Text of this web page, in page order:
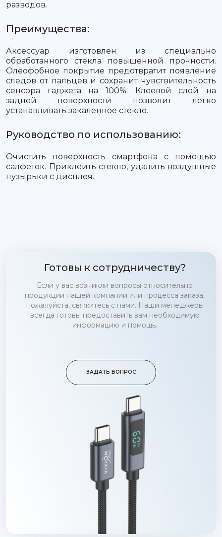
разводов.
Преимущества:
Аксессуар изготовлен из специально
обработанного стекла повышенной прочности.
Олеофобное покрытие предотвратит появление
следов от пальцев и сохранит чувствительность
сенсора гаджета на 100%. Клеевой слой на
задней поверхности позволит легко
устанавливать закаленное стекло.
Руководство по использованию:
Очистить поверхность смартфона с помощью
салфеток. Приклеить стекло, удалить воздушные
пузырьки с дисплея.
Готовы к сотрудничеству?
Если у вас возникли вопросы относительно
продукции нашей компании или процесса заказа,
пожалуйста, свяжитесь с нами. Наши менеджеры
всегда готовы предоставить вам необходимую
информацию и помощь.
ЗАДАТЬ ВОПРОС